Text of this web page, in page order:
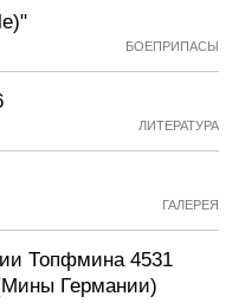
БОЕПРИПАСЫ
ЛИТЕРАТУРА
ГАЛЕРЕЯ
Топфмина 4531
Германии)